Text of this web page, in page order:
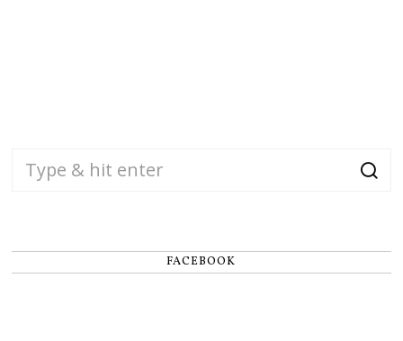
FACEBOOK